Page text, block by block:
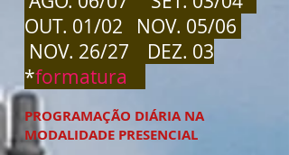
OUT. 01/02 NOV. 05/06
NOV. 26/27 DEZ. 03
*formatura
PROGRAMAÇÃO DIÁRIA NA
MODALIDADE PRESENCIAL